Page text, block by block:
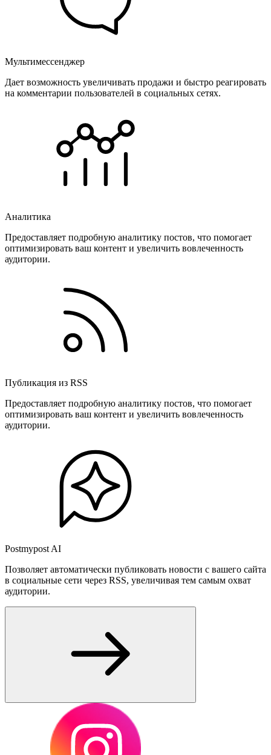
Мультимессенджер
Дает возможность увеличивать продажи и быстро реагировать
на комментарии пользователей в социальных сетях.
Аналитика
Предоставляет подробную аналитику постов, что помогает
оптимизировать ваш контент и увеличить вовлеченность
аудитории.
Публикация из RSS
Предоставляет подробную аналитику постов, что помогает
оптимизировать ваш контент и увеличить вовлеченность
аудитории.
Postmypost AI
Позволяет автоматически публиковать новости с вашего сайта
в социальные сети через RSS, увеличивая тем самым охват
аудитории.